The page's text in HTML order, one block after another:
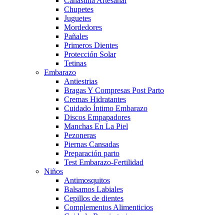
Chupetes
Juguetes
Mordedores
Pañales
Primeros Dientes
Protección Solar
Tetinas
Embarazo
Antiestrias
Bragas Y Compresas Post Parto
Cremas Hidratantes
Cuidado Íntimo Embarazo
Discos Empapadores
Manchas En La Piel
Pezoneras
Piernas Cansadas
Preparación parto
Test Embarazo-Fertilidad
Niños
Antimosquitos
Balsamos Labiales
Cepillos de dientes
Complementos Alimenticios